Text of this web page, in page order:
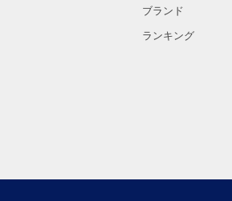
ブランド
ランキング